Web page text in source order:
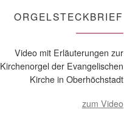
ORGELSTECKBRIEF
Video mit Erläuterungen zur
Kirchenorgel der Evangelischen
Kirche in Oberhöchstadt
zum Video